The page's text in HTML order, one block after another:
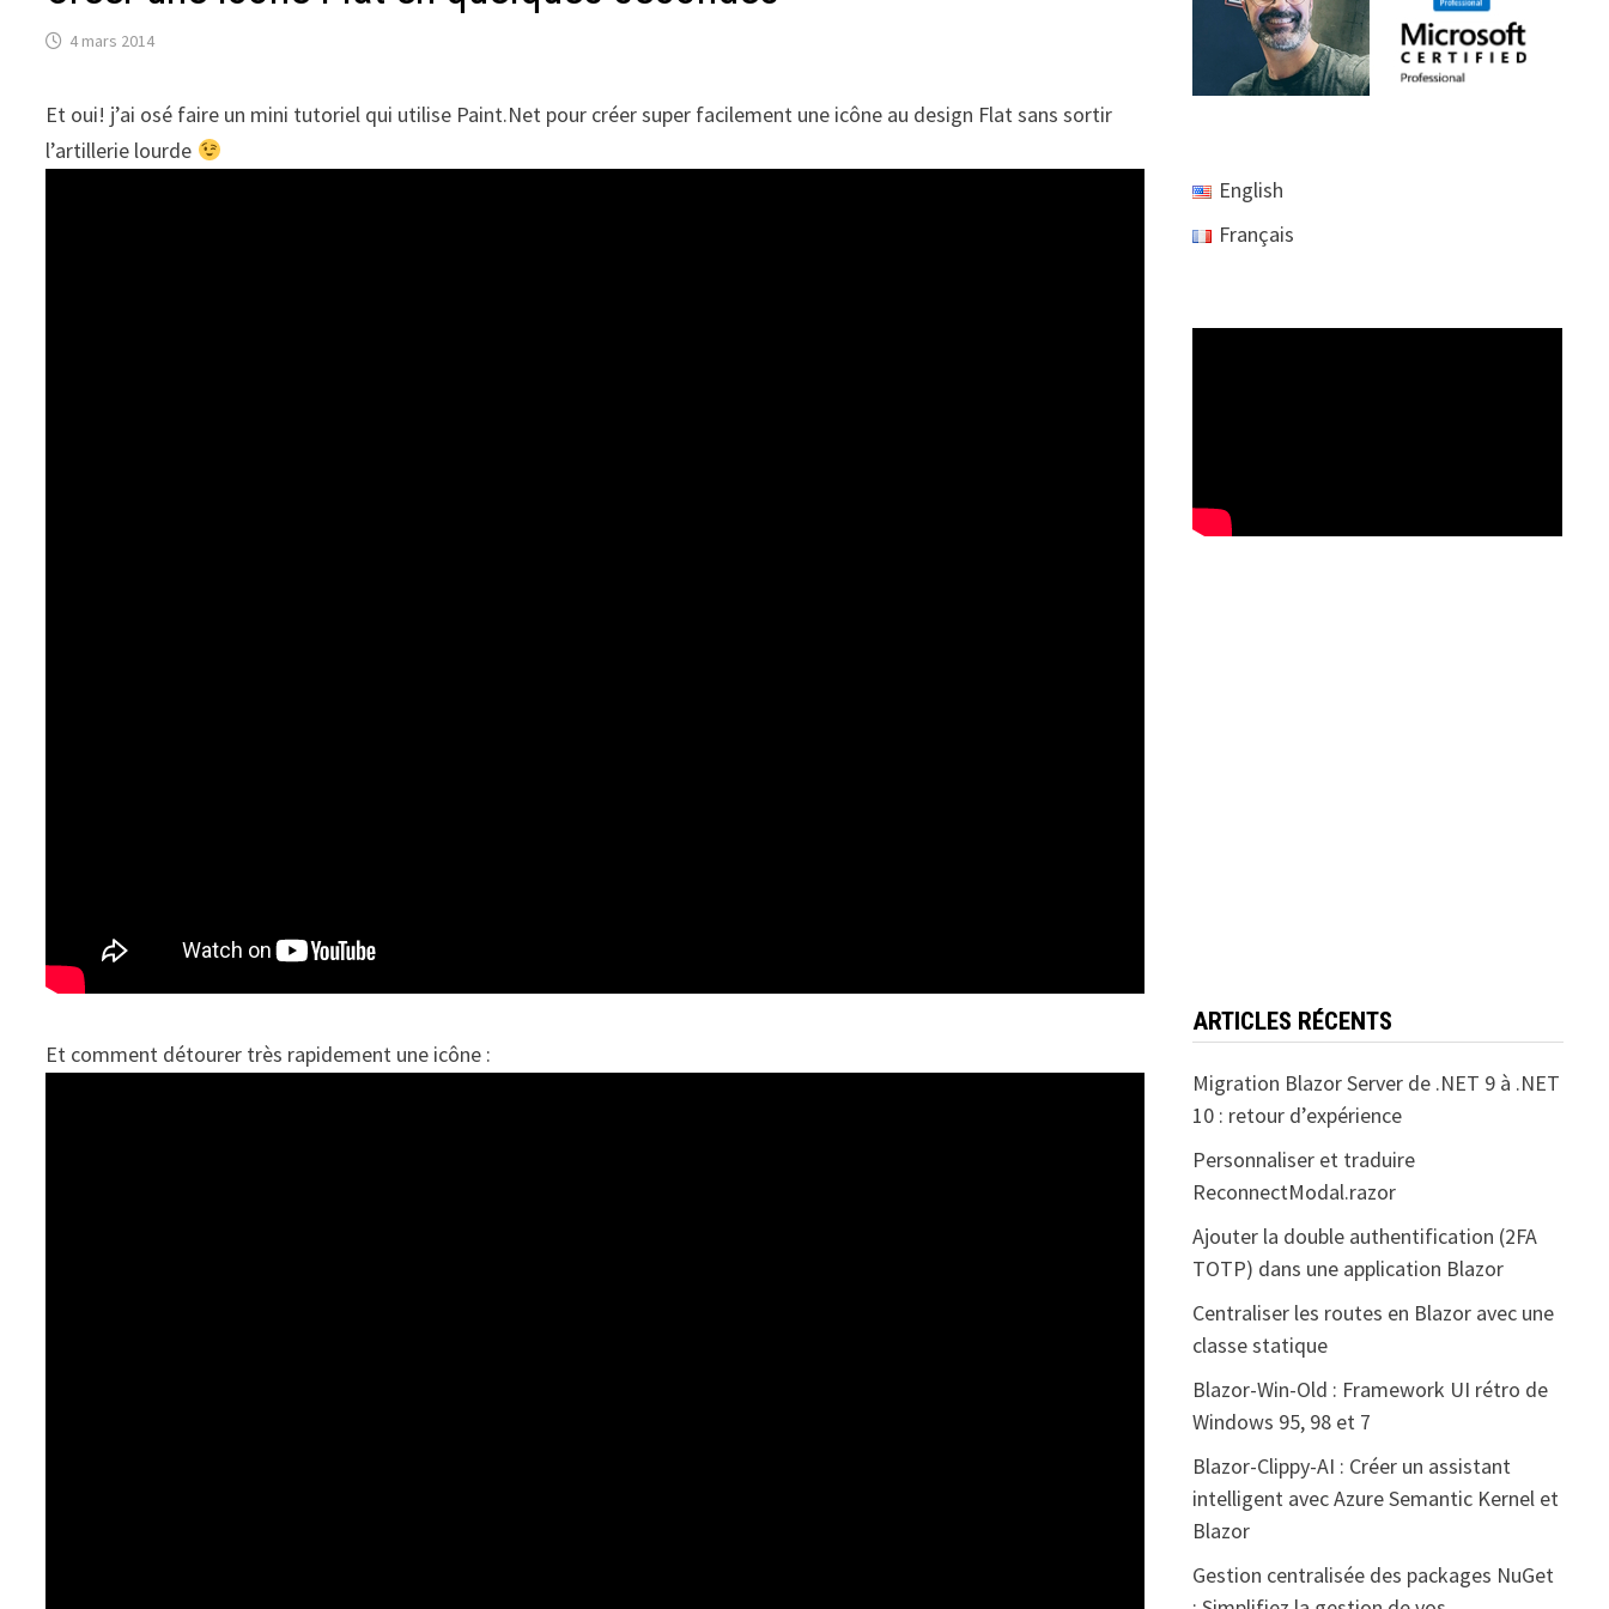
4 mars 2014
Et oui! j’ai osé faire un mini tutoriel qui utilise Paint.Net pour créer super facilement une icône au design Flat sans sortir
l’artillerie lourde
Et comment détourer très rapidement une icône :
English
Français
ARTICLES RÉCENTS
Migration Blazor Server de .NET 9 à .NET
10 : retour d’expérience
Personnaliser et traduire
ReconnectModal.razor
Ajouter la double authentification (2FA
TOTP) dans une application Blazor
Centraliser les routes en Blazor avec une
classe statique
Blazor-Win-Old : Framework UI rétro de
Windows 95, 98 et 7
Blazor-Clippy-AI : Créer un assistant
intelligent avec Azure Semantic Kernel et
Blazor
Gestion centralisée des packages NuGet